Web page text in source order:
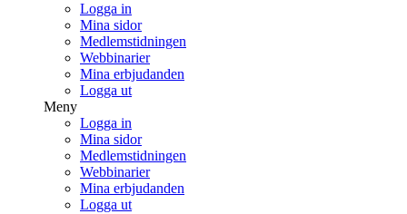
Logga in
Mina sidor
Medlemstidningen
Webbinarier
Mina erbjudanden
Logga ut
Meny
Logga in
Mina sidor
Medlemstidningen
Webbinarier
Mina erbjudanden
Logga ut